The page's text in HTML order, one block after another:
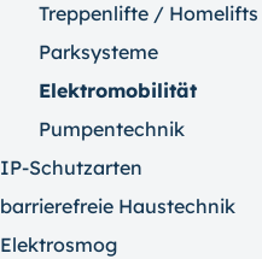
Treppenlifte / Homelifts
Parksysteme
Elektromobilität
Pumpentechnik
IP-Schutzarten
barrierefreie Haustechnik
Elektrosmog